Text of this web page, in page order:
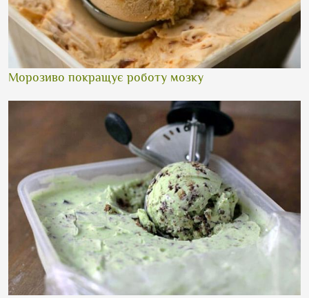
Морозиво покращує роботу мозку